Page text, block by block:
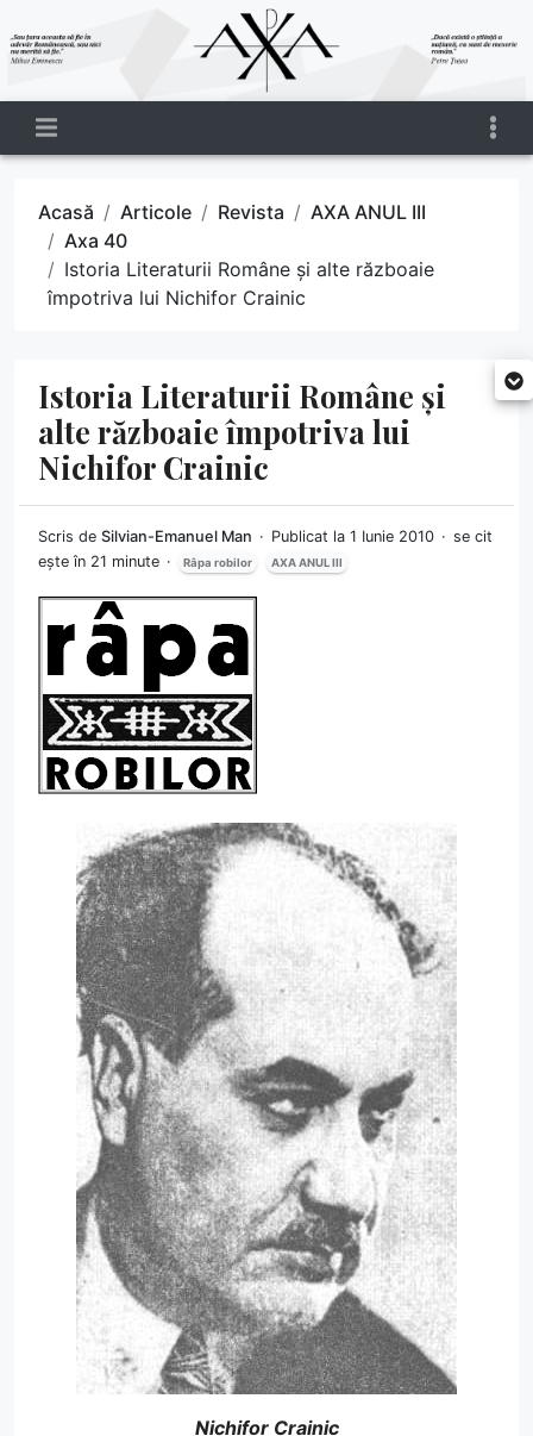
Acasă Articole Revista
AXA ANUL III
Axa 40
Istoria Literaturii Române și alte războaie
împotriva lui Nichifor Crainic
Istoria Literaturii Române și
alte războaie împotriva lui
Nichifor Crainic
Scris de Silvian-Emanuel Man Publicat la 1 Iunie 2010
se cit
ește în 21 minute
Râpa robilor AXA ANUL III
Nichifor Crainic